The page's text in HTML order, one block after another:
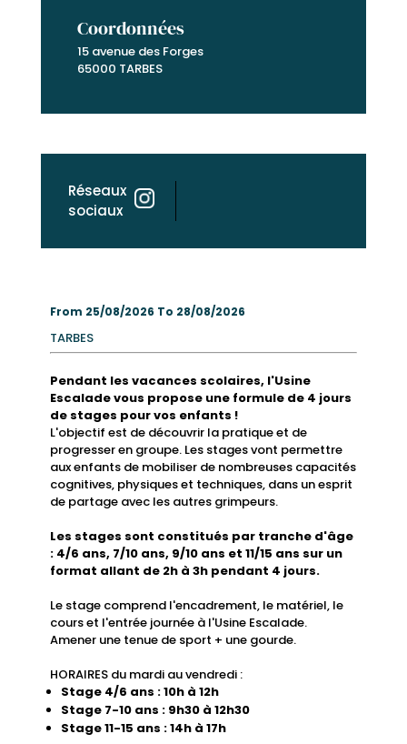
Coordonnées
15 avenue des Forges
65000 TARBES
Réseaux
sociaux
From 25/08/2026 To 28/08/2026
TARBES
Pendant les vacances scolaires, l'Usine
Escalade vous propose une formule de 4 jours
de stages pour vos enfants !
L'objectif est de découvrir la pratique et de
progresser en groupe. Les stages vont permettre
aux enfants de mobiliser de nombreuses capacités
cognitives, physiques et techniques, dans un esprit
de partage avec les autres grimpeurs.
Les stages sont constitués par tranche d'âge
: 4/6 ans, 7/10 ans, 9/10 ans et 11/15 ans sur un
format allant de 2h à 3h pendant 4 jours.
Le stage comprend l'encadrement, le matériel, le
cours et l'entrée journée à l'Usine Escalade.
Amener une tenue de sport + une gourde.
HORAIRES du mardi au vendredi :
Stage 4/6 ans : 10h à 12h
Stage 7-10 ans : 9h30 à 12h30
Stage 11-15 ans : 14h à 17h